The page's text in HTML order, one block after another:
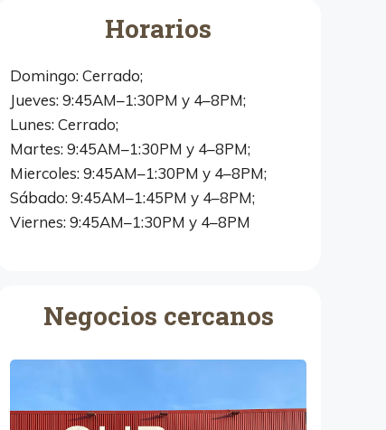
Horarios
Domingo: Cerrado;
Jueves: 9:45AM–1:30PM y 4–8PM;
Lunes: Cerrado;
Martes: 9:45AM–1:30PM y 4–8PM;
Miercoles: 9:45AM–1:30PM y 4–8PM;
Sábado: 9:45AM–1:45PM y 4–8PM;
Viernes: 9:45AM–1:30PM y 4–8PM
Negocios cercanos
b